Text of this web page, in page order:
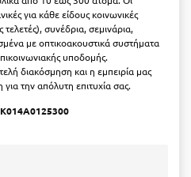
για κάθε είδους κοινωνικές
συνέδρια, σεμινάρια,
με οπτικοακουστικά συστήματα
υποδομής.
διακόσμηση και η εμπειρία μας
την απόλυτη επιτυχία σας.